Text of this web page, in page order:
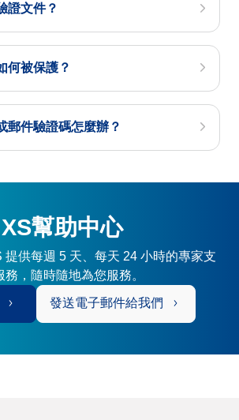
證文件？
何被保護？
郵件驗證碼怎麼辦？
XS幫助中心
提供每週 5 天、每天 24 小時的專家支
務，隨時隨地為您服務。
發送電子郵件給我們